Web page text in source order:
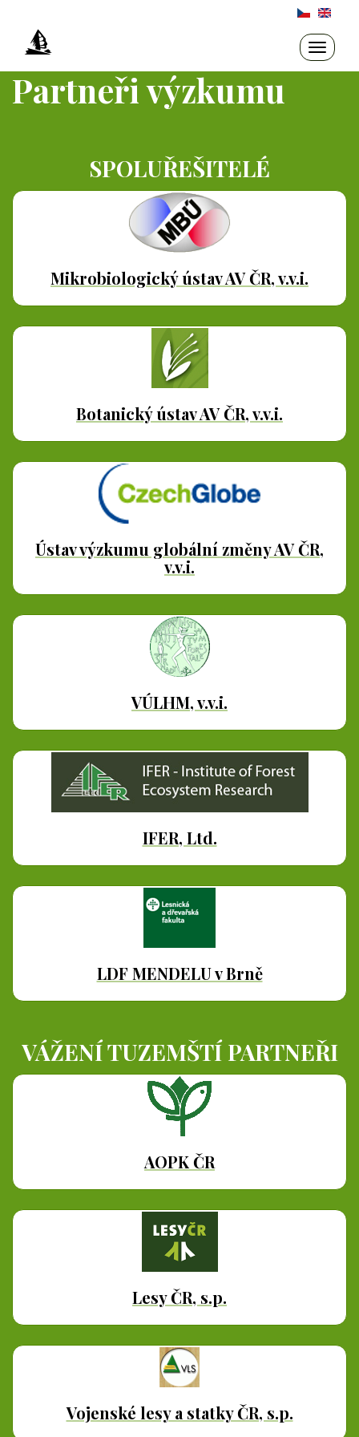
hlavnímu
Toggle
Partneři výzkumu
SPOLUŘEŠITELÉ
Mikrobiologický ústav AV ČR, v.v.i.
Botanický ústav AV ČR, v.v.i.
Ústav výzkumu globální změny AV ČR,
v.v.i.
VÚLHM, v.v.i.
IFER, Ltd.
LDF MENDELU v Brně
VÁŽENÍ TUZEMŠTÍ PARTNEŘI
AOPK ČR
Lesy ČR, s.p.
Vojenské lesy a statky ČR, s.p.